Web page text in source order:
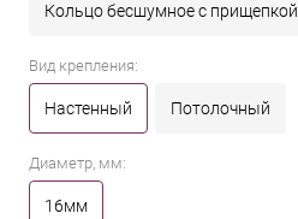
Кольцо бесшумное с прищепкой
Вид крепления:
Настенный Потолочный
Диаметр, мм:
16мм